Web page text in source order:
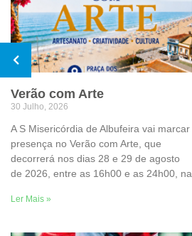
Verão com Arte
30 Julho, 2026
A S Misericórdia de Albufeira vai marcar
presença no Verão com Arte, que
decorrerá nos dias 28 e 29 de agosto
de 2026, entre as 16h00 e as 24h00, na
Ler Mais »